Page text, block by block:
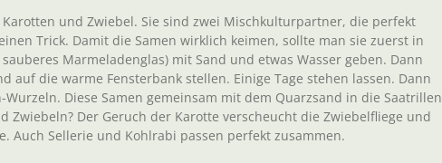
und Zwiebel. Sie sind zwei Mischkulturpartner, die perfekt
Trick. Damit die Samen wirklich keimen, sollte man sie zuerst in
Marmeladenglas) mit Sand und etwas Wasser geben. Dann
auf die warme Fensterbank stellen. Einige Tage stehen lassen. Dann
Diese Samen gemeinsam mit dem Quarzsand in die Saatrillen
Zwiebeln? Der Geruch der Karotte verscheucht die Zwiebelfliege und
Auch Sellerie und Kohlrabi passen perfekt zusammen.